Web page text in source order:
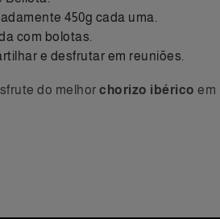
450g cada uma.
com bolotas.
e desfrutar em reuniões.
do melhor chorizo ibérico em